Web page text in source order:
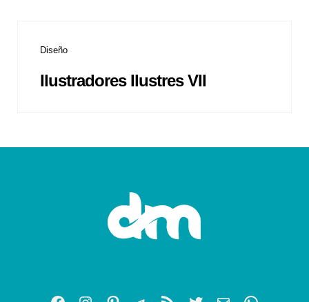
Diseño
Ilustradores Ilustres VII